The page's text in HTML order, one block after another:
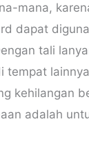
mana,
dapat
tali
tempat
kehilangan
adalah